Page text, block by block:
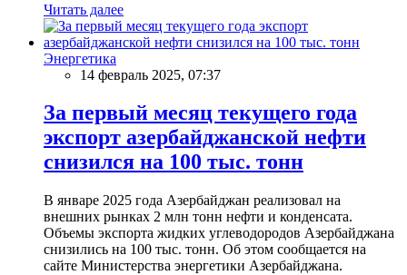
Читать далее
Энергетика
14 февраль 2025, 07:37
За первый месяц текущего года
экспорт азербайджанской нефти
снизился на 100 тыс. тонн
В январе 2025 года Азербайджан реализовал на
внешних рынках 2 млн тонн нефти и конденсата.
Объемы экспорта жидких углеводородов Азербайджана
снизились на 100 тыс. тонн. Об этом сообщается на
сайте Министерства энергетики Азербайджана.